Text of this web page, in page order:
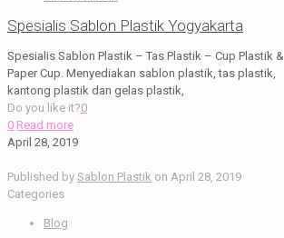
Spesialis Sablon Plastik Yogyakarta
Spesialis Sablon Plastik – Tas Plastik – Cup Plastik &
Paper Cup. Menyediakan sablon plastik, tas plastik,
kantong plastik dan gelas plastik,
Do you like it?0
0 Read more
April 28, 2019
Published by Sablon Plastik on April 28, 2019
Categories
Blog